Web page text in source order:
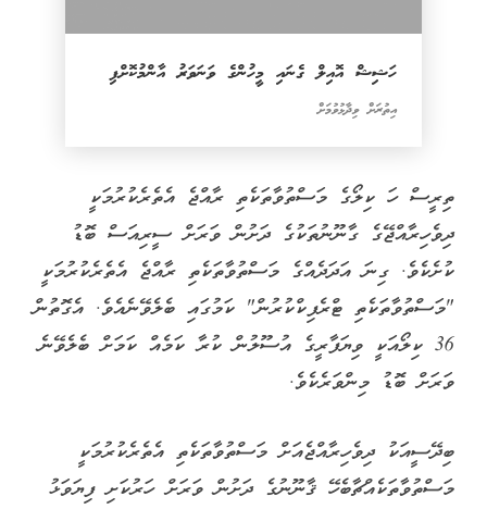
ހަޝިޝް އޮއިލް ގެނައި މީހުންގެ ވަނަވަރު އާންމުކޮށްފި
އިތުރަށް ވިދާޅުވުމަށް
ތިރީސް ހަ ކިލޯގެ މަސްތުވާތަކެތި ރާއްޖެ އެތެރެކުރުމަކީ
ދިވެހިރާއްޖޭގެ ގާނޫނުތަކުގެ ދަށުން ވަރަށް ސީރިއަސް ބޮޑު
ކުށެކެވެ. ގިނަ އަދަދެއްގެ މަސްތުވާތަކެތި ރާއްޖެ އެތެރެކުރުމަކީ
"މަސްތުވާތަކެތި ޓްރެފިކްކުރުން" ކަމުގައި ބެލެވޭނެއެވެ. އެގޮތުން
36 ކިލޯއަކީ ވިޔަފާރީގެ އުސޫލުން ކުރާ ކަމެއް ކަމަށް ބެލެވޭނެ
ވަރަށް ބޮޑު މިންވަރެކެވެ.
ބިދޭސީއަކު ދިވެހިރާއްޖެއަށް މަސްތުވާތަކެތި އެތެރެކުރުމަކީ
މަސްތުވާތަކެއްޗާބެހޭ ޤާނޫނުގެ ދަށުން ވަރަށް ހަރުކަށި ފިޔަވަޅު